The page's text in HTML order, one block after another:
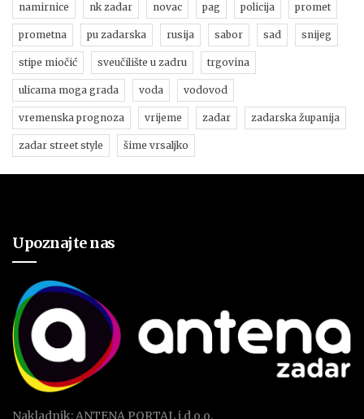
namirnice nk zadar novac pag policija promet
prometna pu zadarska rusija sabor sad snijeg
stipe miočić sveučilište u zadru trgovina
ulicama moga grada voda vodovod
vremenska prognoza vrijeme zadar zadarska županija
zadar street style šime vrsaljko
Upoznajte nas
Nakladnik: ANTENA PORTAL j.d.o.o.